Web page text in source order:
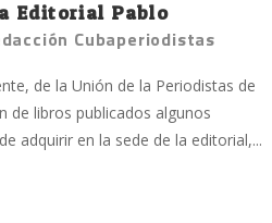
Editorial Pablo
Cubaperiodistas
de la Unión de la Periodistas de
de libros publicados algunos
adquirir en la sede de la editorial,...